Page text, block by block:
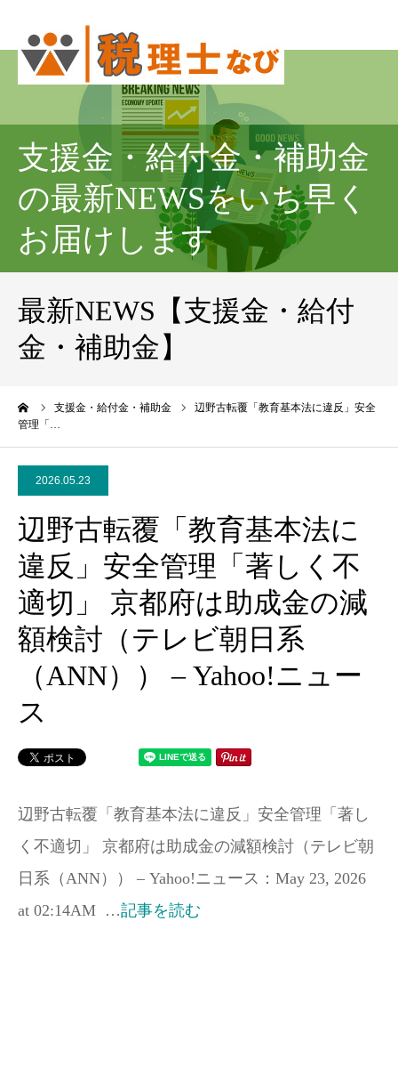
支援金・給付金・補助金
の最新NEWSをいち早く
お届けします
最新NEWS【支援金・給付
金・補助金】
支援金・給付金・補助金
辺野古転覆「教育基本法に違反」安全
管理「…
2026.05.23
辺野古転覆「教育基本法に
違反」安全管理「著しく不
適切」 京都府は助成金の減
額検討（テレビ朝日系
（ANN）） – Yahoo!ニュー
ス
辺野古転覆「教育基本法に違反」安全管理「著し
く不適切」 京都府は助成金の減額検討（テレビ朝
日系（ANN）） – Yahoo!ニュース：May 23, 2026
at 02:14AM …記事を読む